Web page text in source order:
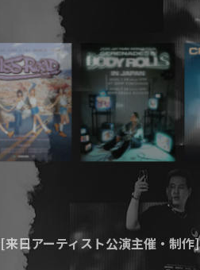
[来日アーティスト公演主催・制